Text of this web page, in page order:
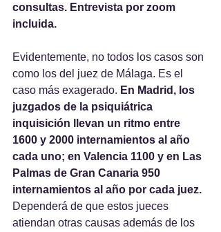
consultas. Entrevista por zoom
incluida.
Evidentemente, no todos los casos son
como los del juez de Málaga. Es el
caso más exagerado. En Madrid, los
juzgados de la psiquiátrica
inquisición llevan un ritmo entre
1600 y 2000 internamientos al año
cada uno; en Valencia 1100 y en Las
Palmas de Gran Canaria 950
internamientos al año por cada juez.
Dependerá de que estos jueces
atiendan otras causas además de los